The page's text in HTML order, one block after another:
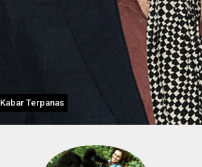
Kabar Terpanas